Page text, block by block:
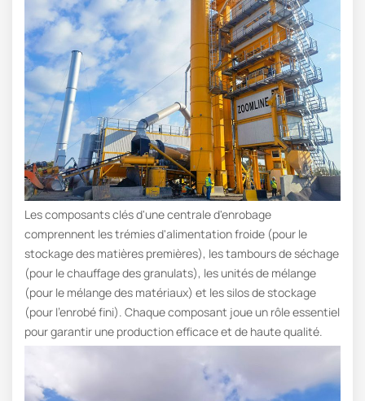
Les composants clés d'une centrale d'enrobage
comprennent les trémies d'alimentation froide (pour le
stockage des matières premières), les tambours de séchage
(pour le chauffage des granulats), les unités de mélange
(pour le mélange des matériaux) et les silos de stockage
(pour l'enrobé fini). Chaque composant joue un rôle essentiel
pour garantir une production efficace et de haute qualité.